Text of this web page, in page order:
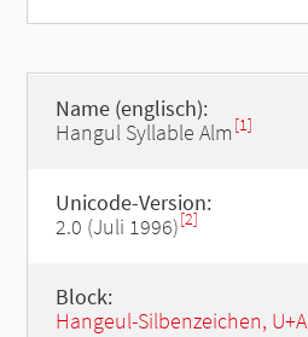
Name (englisch):
Hangul Syllable Alm [1]
Unicode-Version:
2.0 (Juli 1996)[2]
Block:
Hangeul-Silbenzeichen,